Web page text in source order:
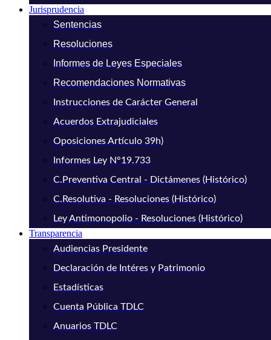
Jurisprudencia
Sentencias
Resoluciones
Informes de Leyes Especiales
Recomendaciones Normativas
Instrucciones de Carácter General
Acuerdos Extrajudiciales
Oposiciones Artículo 39h)
Informes Ley N°19.733
C.Preventiva Central - Dictámenes (Histórico)
C.Resolutiva - Resoluciones (Histórico)
Ley Antimonopolio - Resoluciones (Histórico)
Transparencia
Audiencias Presidente
Declaración de Intéres y Patrimonio
Estadísticas
Cuenta Pública TDLC
Anuarios TDLC